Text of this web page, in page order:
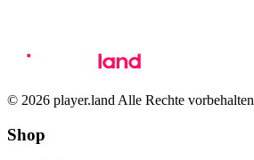
© 2026 player.land Alle Rechte vorbehalten
Shop